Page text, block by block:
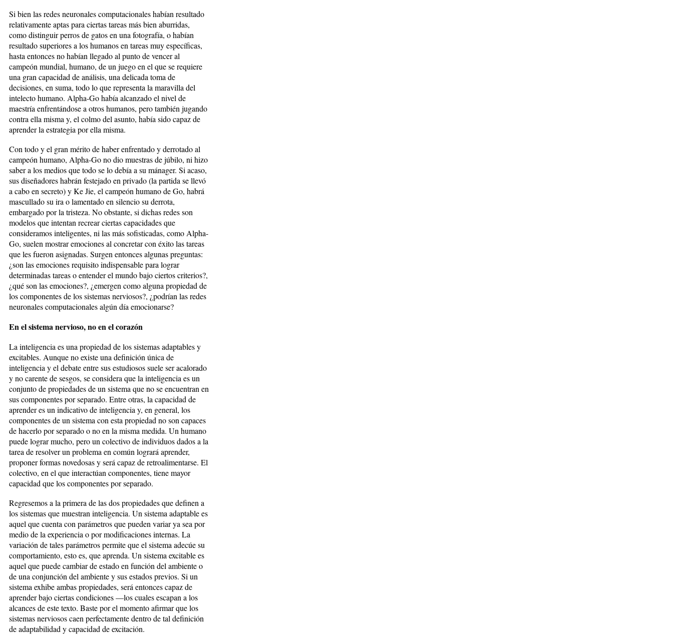
Si bien las redes neuronales computacionales habían resultado
relativamente aptas para ciertas tareas más bien aburridas,
como distinguir perros de gatos en una fotografía, o habían
resultado superiores a los humanos en tareas muy específicas,
hasta entonces no habían llegado al punto de vencer al
campeón mundial, humano, de un juego en el que se requiere
una gran capacidad de análisis, una delicada toma de
decisiones, en suma, todo lo que representa la maravilla del
intelecto humano. Alpha-Go había alcanzado el nivel de
maestría enfrentándose a otros humanos, pero también jugando
contra ella misma y, el colmo del asunto, había sido capaz de
aprender la estrategia por ella misma.
Con todo y el gran mérito de haber enfrentado y derrotado al
campeón humano, Alpha-Go no dio muestras de júbilo, ni hizo
saber a los medios que todo se lo debía a su mánager. Si acaso,
sus diseñadores habrán festejado en privado (la partida se llevó
a cabo en secreto) y Ke Jie, el campeón humano de Go, habrá
mascullado su ira o lamentado en silencio su derrota,
embargado por la tristeza. No obstante, si dichas redes son
modelos que intentan recrear ciertas capacidades que
consideramos inteligentes, ni las más sofisticadas, como Alpha-
Go, suelen mostrar emociones al concretar con éxito las tareas
que les fueron asignadas. Surgen entonces algunas preguntas:
¿son las emociones requisito indispensable para lograr
determinadas tareas o entender el mundo bajo ciertos criterios?,
¿qué son las emociones?, ¿emergen como alguna propiedad de
los componentes de los sistemas nerviosos?, ¿podrían las redes
neuronales computacionales algún día emocionarse?
En el sistema nervioso, no en el corazón
La inteligencia es una propiedad de los sistemas adaptables y
excitables. Aunque no existe una definición única de
inteligencia y el debate entre sus estudiosos suele ser acalorado
y no carente de sesgos, se considera que la inteligencia es un
conjunto de propiedades de un sistema que no se encuentran en
sus componentes por separado. Entre otras, la capacidad de
aprender es un indicativo de inteligencia y, en general, los
componentes de un sistema con esta propiedad no son capaces
de hacerlo por separado o no en la misma medida. Un humano
puede lograr mucho, pero un colectivo de individuos dados a la
tarea de resolver un problema en común logrará aprender,
proponer formas novedosas y será capaz de retroalimentarse. El
colectivo, en el que interactúan componentes, tiene mayor
capacidad que los componentes por separado.
Regresemos a la primera de las dos propiedades que definen a
los sistemas que muestran inteligencia. Un sistema adaptable es
aquel que cuenta con parámetros que pueden variar ya sea por
medio de la experiencia o por modificaciones internas. La
variación de tales parámetros permite que el sistema adecúe su
comportamiento, esto es, que aprenda. Un sistema excitable es
aquel que puede cambiar de estado en función del ambiente o
de una conjunción del ambiente y sus estados previos. Si un
sistema exhibe ambas propiedades, será entonces capaz de
aprender bajo ciertas condiciones —los cuales escapan a los
alcances de este texto. Baste por el momento afirmar que los
sistemas nerviosos caen perfectamente dentro de tal definición
de adaptabilidad y capacidad de excitación.